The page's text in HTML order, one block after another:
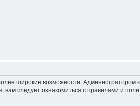
широкие возможности. Администратором
вам следует ознакомиться с правилами и